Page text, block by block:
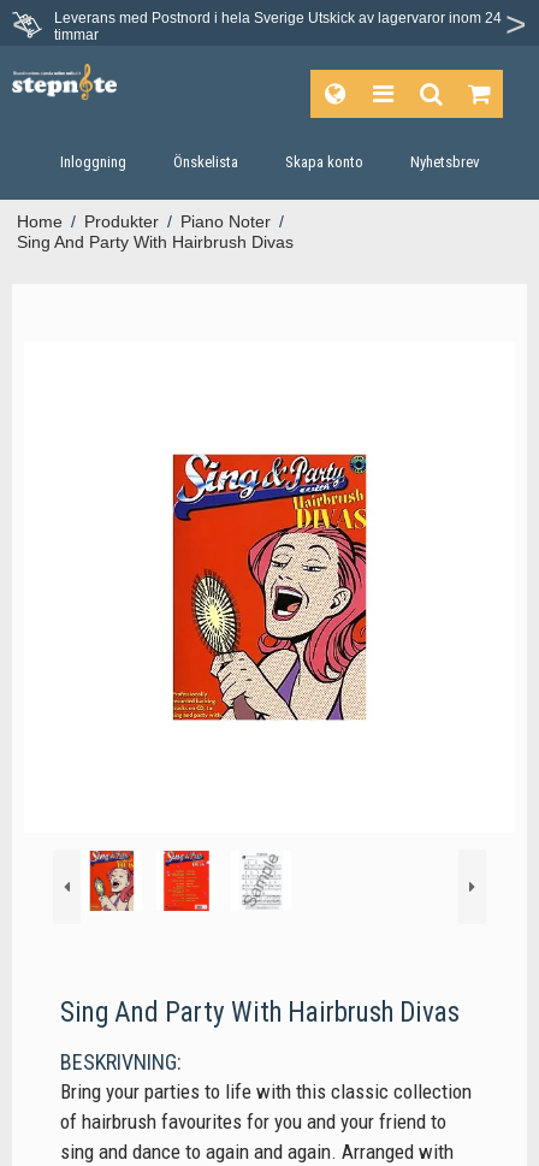
Leverans med Postnord i hela Sverige Utskick av lagervaror inom 24
timmar
Du har 30 dagars ångerrätt.
Inloggning Önskelista Skapa konto Nyhetsbrev
Home / Produkter / Piano Noter /
Sing And Party With Hairbrush Divas
Sing And Party With Hairbrush Divas
BESKRIVNING:
Bring your parties to life with this classic collection
of hairbrush favourites for you and your friend to
sing and dance to again and again. Arranged with